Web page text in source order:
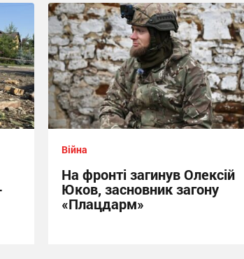
Війна
На фронті загинув Олексій
Юков, засновник загону
«Плацдарм»